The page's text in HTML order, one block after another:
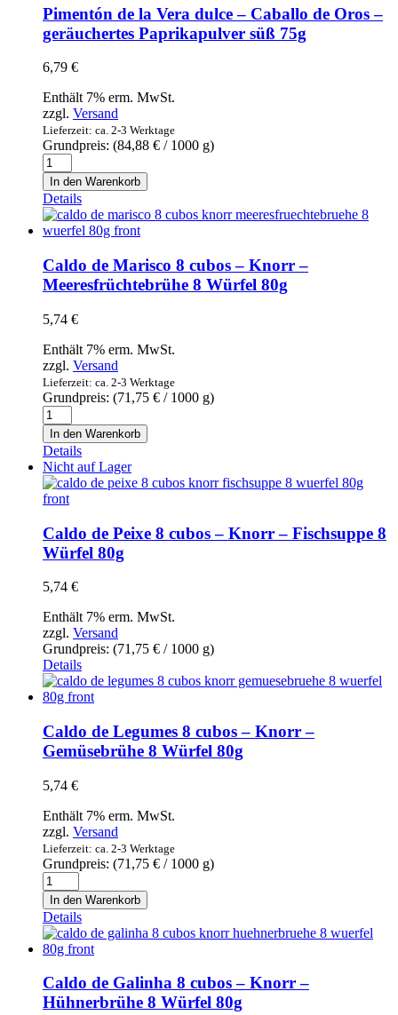
Pimentón de la Vera dulce – Caballo de Oros –
geräuchertes Paprikapulver süß 75g
6,79 €
Enthält 7% erm. MwSt.
zzgl. Versand
Lieferzeit: ca. 2-3 Werktage
Grundpreis: (84,88 € / 1000 g)
Pimentón
de
la
Vera
dulce
-
Caballo
de
Oros
geräuchertes
süß
75g
Menge
In den Warenkorb
Details
Caldo de Marisco 8 cubos – Knorr –
Meeresfrüchtebrühe 8 Würfel 80g
5,74 €
Enthält 7% erm. MwSt.
zzgl. Versand
Lieferzeit: ca. 2-3 Werktage
Grundpreis: (71,75 € / 1000 g)
Caldo
de
Marisco
8
cubos
-
Knorr
Meeresfrüchtebrühe
8
80g
In den Warenkorb
Details
Nicht auf Lager
Caldo de Peixe 8 cubos – Knorr – Fischsuppe 8
Würfel 80g
5,74 €
Enthält 7% erm. MwSt.
zzgl. Versand
Grundpreis: (71,75 € / 1000 g)
Details
Caldo de Legumes 8 cubos – Knorr –
Gemüsebrühe 8 Würfel 80g
5,74 €
Enthält 7% erm. MwSt.
zzgl. Versand
Lieferzeit: ca. 2-3 Werktage
Grundpreis: (71,75 € / 1000 g)
Caldo
de
Legumes
8
cubos
-
Knorr
-
Gemüsebrühe
In den Warenkorb
Details
Caldo de Galinha 8 cubos – Knorr –
Hühnerbrühe 8 Würfel 80g